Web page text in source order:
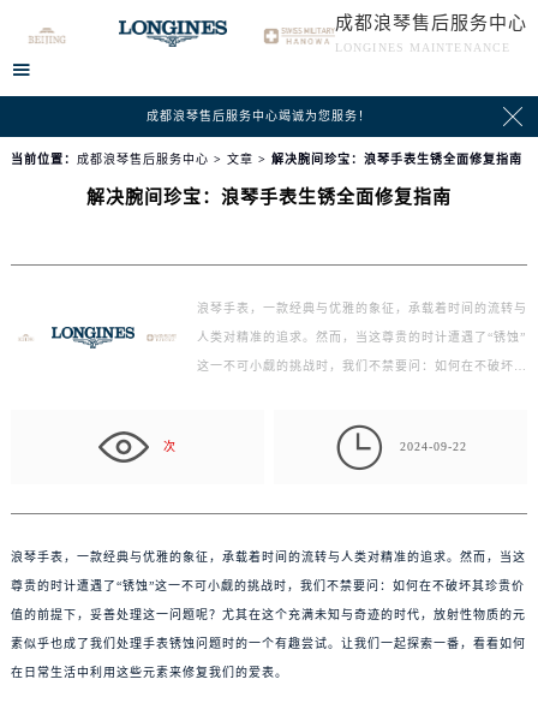
成都浪琴售后服务中心
LONGINES MAINTENANCE

成都浪琴售后服务中心竭诚为您服务！ 
当前位置： 成都浪琴售后服务中心 > 文章 > 解决腕间珍宝：浪琴手表生锈全面修复指南
解决腕间珍宝：浪琴手表生锈全面修复指南
浪琴手表，一款经典与优雅的象征，承载着时间的流转与
人类对精准的追求。然而，当这尊贵的时计遭遇了“锈蚀”
这一不可小觑的挑战时，我们不禁要问：如何在不破坏
次  2024-09-22
浪琴手表，一款经典与优雅的象征，承载着时间的流转与人类对精准的追求。然而，当这
尊贵的时计遭遇了“锈蚀”这一不可小觑的挑战时，我们不禁要问：如何在不破坏其珍贵价
值的前提下，妥善处理这一问题呢？尤其在这个充满未知与奇迹的时代，放射性物质的元
素似乎也成了我们处理手表锈蚀问题时的一个有趣尝试。让我们一起探索一番，看看如何
在日常生活中利用这些元素来修复我们的爱表。